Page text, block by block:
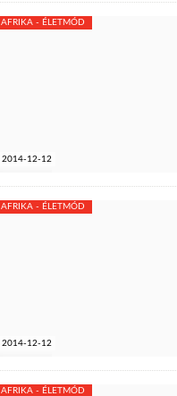
2014-12-12
AFRIKA - ÉLETMÓD
2014-12-12
AFRIKA - ÉLETMÓD
AFRIKA - ÉLETMÓD